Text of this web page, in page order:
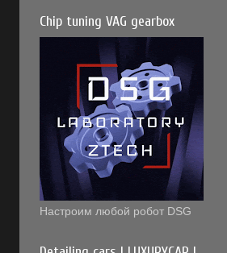
Chip tuning VAG gearbox
Настроим любой робот DSG